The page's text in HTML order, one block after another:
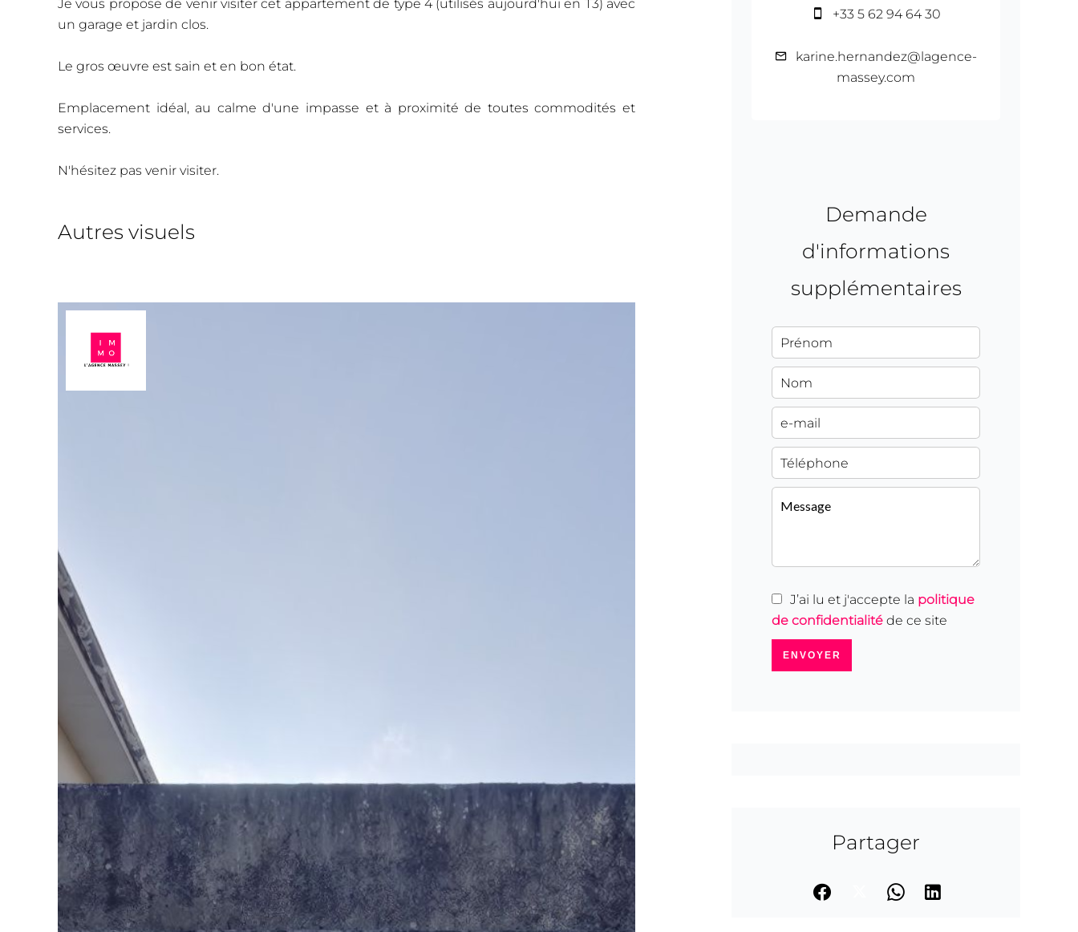
Je vous propose de venir visiter cet appartement de type 4 (utilisés aujourd'hui en T3) avec
un garage et jardin clos.
Le gros œuvre est sain et en bon état.
Emplacement idéal, au calme d'une impasse et à proximité de toutes commodités et
services.
N'hésitez pas venir visiter.
Autres visuels
+33 5 62 94 64 30
karine.hernandez@lagence-
massey.com
Demande
d'informations
supplémentaires
J’ai lu et j'accepte la politique
de confidentialité de ce site
ENVOYER
Partager